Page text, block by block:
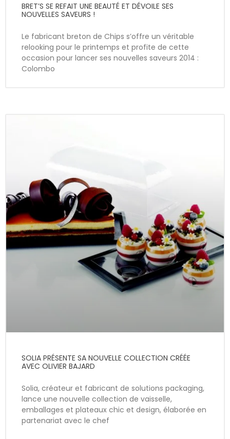
BRET’S SE REFAIT UNE BEAUTÉ ET DÉVOILE SES
NOUVELLES SAVEURS !
Le fabricant breton de Chips s’offre un véritable
relooking pour le printemps et profite de cette
occasion pour lancer ses nouvelles saveurs 2014 :
Colombo
SOLIA PRÉSENTE SA NOUVELLE COLLECTION CRÉÉE
AVEC OLIVIER BAJARD
Solia, créateur et fabricant de solutions packaging,
lance une nouvelle collection de vaisselle,
emballages et plateaux chic et design, élaborée en
partenariat avec le chef